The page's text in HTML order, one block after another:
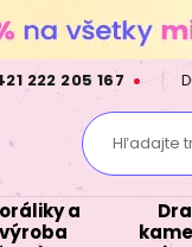
222 205 167
Hľadajte
a
výroba